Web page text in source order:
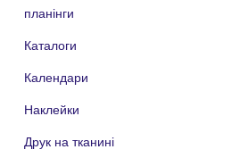
планінги
Каталоги
Календари
Наклейки
Друк на тканині